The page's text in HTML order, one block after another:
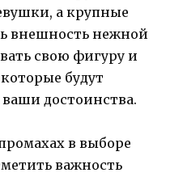
а крупные
внешность нежной
свою фигуру и
будут
достоинства.
в выборе
важность